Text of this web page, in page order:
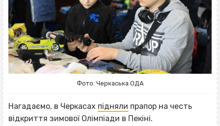
Фото: Черкаська ОДА
Нагадаємо, в Черкасах підняли прапор на честь
відкриття зимової Олімпіади в Пекіні.